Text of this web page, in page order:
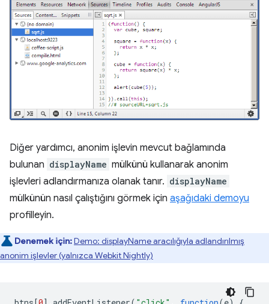
Diğer yardımcı, anonim işlevin mevcut bağlamında
bulunan displayName mülkünü kullanarak anonim
işlevleri adlandırmanıza olanak tanır. displayName
mülkünün nasıl çalıştığını görmek için aşağıdaki demoyu
profilleyin.
Denemek için:Demo: displayName aracılığıyla adlandırılmış
anonim işlevler (yalnızca Webkit Nightly)